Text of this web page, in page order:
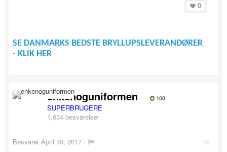
0
SE DANMARKS BEDSTE BRYLLUPSLEVERANDØRER
- KLIK HER
enkenoguniformen 100
SUPERBRUGERE
1,634 besvarelser
Besvaret April 10, 2017 ·